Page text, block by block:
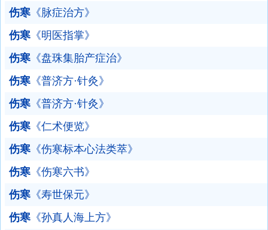
伤寒 《脉症治方》
伤寒 《明医指掌》
伤寒 《盘珠集胎产症治》
伤寒 《普济方·针灸》
伤寒 《普济方·针灸》
伤寒 《仁术便览》
伤寒 《伤寒标本心法类萃》
伤寒 《伤寒六书》
伤寒 《寿世保元》
伤寒 《孙真人海上方》